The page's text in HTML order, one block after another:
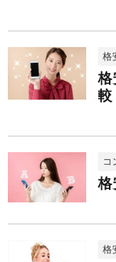
格
格
較
コ
格
格